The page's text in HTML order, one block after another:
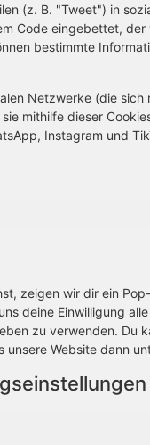
(z. B. "Tweet") in
Code eingebettet,
bestimmte
Netzwerke (die
mithilfe dieser
Instagram und
zeigen wir dir ein
deine Einwilligung
zu verwenden. Du
Website dann